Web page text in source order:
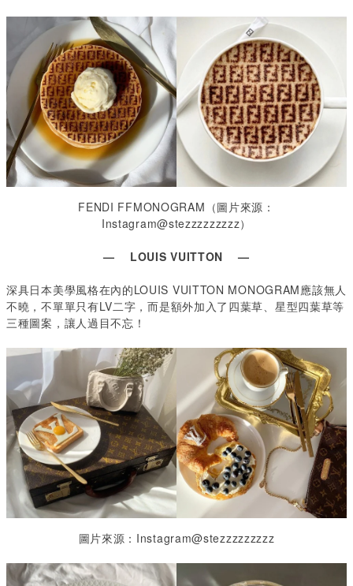
FENDI FFMONOGRAM （圖片來源：
Instagram@stezzzzzzzzz）
— LOUIS VUITTON —
深具日本美學風格在內的LOUIS VUITTON MONOGRAM 應該無人
不曉，不單單只有LV二字，而是額外加入了四葉草、星型四葉草等
三種圖案，讓人過目不忘！
圖片來源：Instagram@stezzzzzzzzz